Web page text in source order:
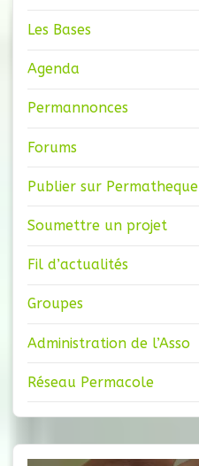
Les Bases
Agenda
Permannonces
Forums
Publier sur Permatheque
Soumettre un projet
Fil d’actualités
Groupes
Administration de l’Asso
Réseau Permacole